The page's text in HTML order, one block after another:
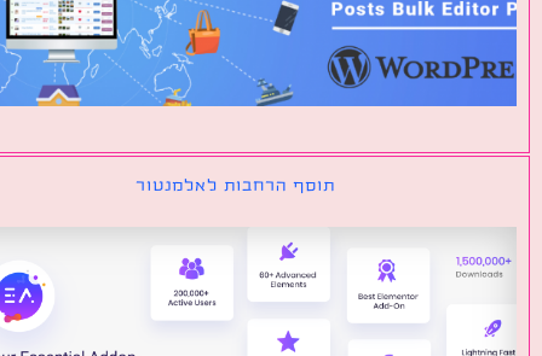
תוסף הרחבות לאלמנטור